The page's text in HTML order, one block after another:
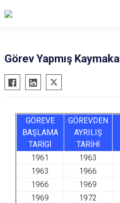
Büyükorhan
Gemlik
Harmancık
Karacabey
Görev Yapmış
GÖREVE
BAŞLAMA
TARİGİ
GÖREVDEN
AYRILIŞ
TARİHİ
1961 1963
1963
1966
1966
1969
1969
1972